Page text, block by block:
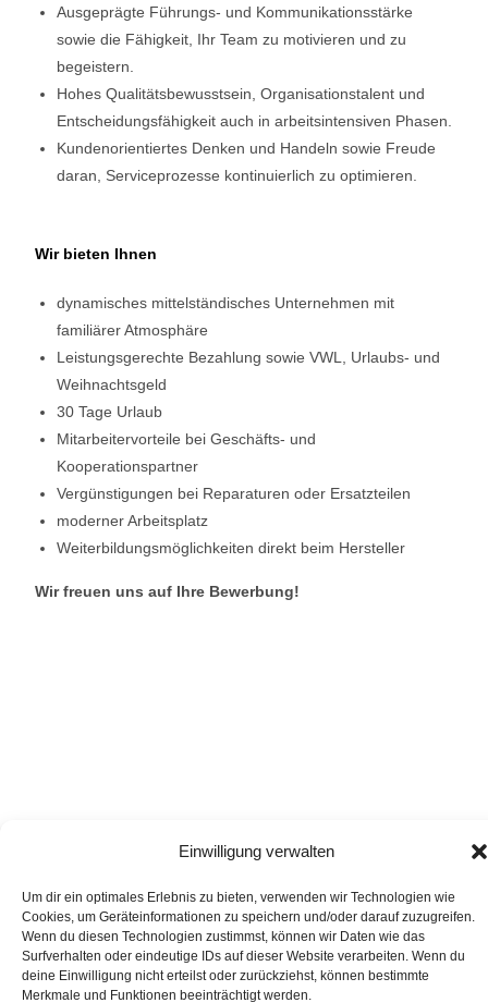
Einwilligung verwalten
Um dir ein optimales Erlebnis zu bieten, verwenden wir Technologien wie
Cookies, um Geräteinformationen zu speichern und/oder darauf zuzugreifen.
Wenn du diesen Technologien zustimmst, können wir Daten wie das
Surfverhalten oder eindeutige IDs auf dieser Website verarbeiten. Wenn du
deine Einwilligung nicht erteilst oder zurückziehst, können bestimmte
Merkmale und Funktionen beeinträchtigt werden.
Ausgeprägte Führungs- und Kommunikationsstärke
sowie die Fähigkeit, Ihr Team zu motivieren und zu
begeistern.
Hohes Qualitätsbewusstsein, Organisationstalent und
Entscheidungsfähigkeit auch in arbeitsintensiven Phasen.
Kundenorientiertes Denken und Handeln sowie Freude
daran, Serviceprozesse kontinuierlich zu optimieren.
Wir bieten Ihnen
dynamisches mittelständisches Unternehmen mit
familiärer Atmosphäre
Leistungsgerechte Bezahlung sowie VWL, Urlaubs- und
Weihnachtsgeld
30 Tage Urlaub
Mitarbeitervorteile bei Geschäfts- und
Kooperationspartner
Vergünstigungen bei Reparaturen oder Ersatzteilen
moderner Arbeitsplatz
Weiterbildungsmöglichkeiten direkt beim Hersteller
Wir freuen uns auf Ihre Bewerbung!
Jetzt bewerben